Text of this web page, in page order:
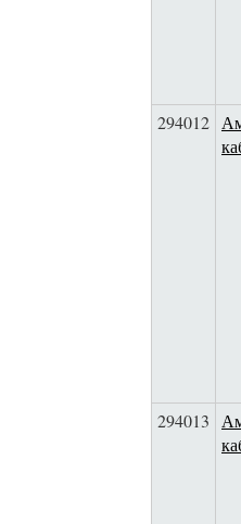
294012
294013